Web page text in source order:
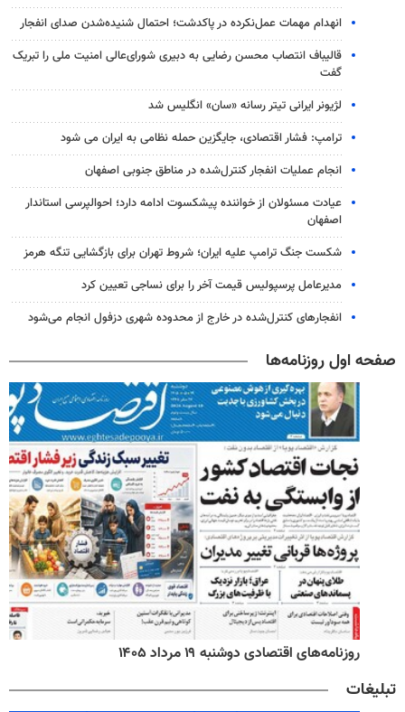
انهدام مهمات عمل‌نکرده در پاکدشت؛ احتمال شنیده‌شدن صدای انفجار
قالیباف انتصاب محسن رضایی به دبیری شورای‌عالی امنیت ملی را تبریک
گفت
لژیونر ایرانی تیتر رسانه «سان» انگلیس شد
ترامپ: فشار اقتصادی، جایگزین حمله نظامی به ایران می شود
انجام عملیات انفجار کنترل‌شده در مناطق جنوبی اصفهان
عیادت مسئولان از خواننده پیشکسوت ادامه دارد؛ احوالپرسی استاندار
اصفهان
شکست جنگ ترامپ علیه ایران؛ شروط تهران برای بازگشایی تنگه هرمز
مدیرعامل پرسپولیس قیمت آخر را برای نساجی تعیین کرد
انفجارهای کنترل‌شده در خارج از محدوده شهری دزفول انجام می‌شود
صفحه اول روزنامه‌ها
روزنامه‌های اقتصادی دوشنبه ۱۹ مرداد ۱۴۰۵
تبلیغات